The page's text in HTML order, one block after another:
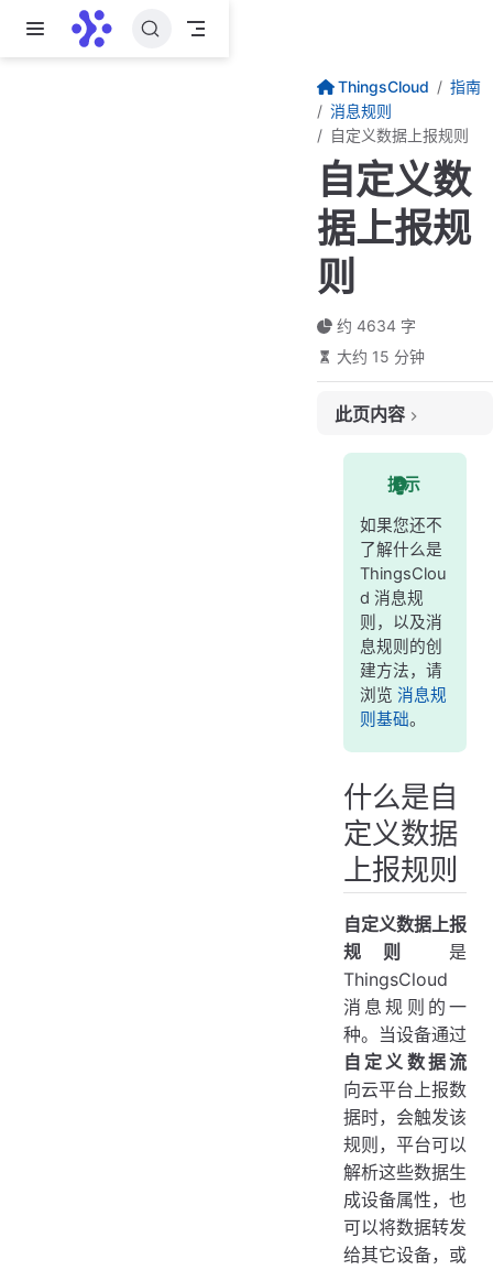
跳至主要內容
ThingsCloud
指南
消息规则
自定义数据上报规则
自定义数
据上报规
则
约 4634 字
大约 15 分钟
此页内容
什么是自定义数据上报规则
触发条件
支持的操作
Modbus RTU 解析
属性解析函数
参数
返回值
云网关解析函数
选项
云函数参数
云函数返回值
向当前设备下发自定义数据
选项
云函数参数
云函数返回值
提示
如果您还不
了解什么是
ThingsClou
d 消息规
则，以及消
息规则的创
建方法，请
浏览 消息规
则基础。
什么是自
定义数据
上报规则
自定义数据上报
规则
是
ThingsCloud
消息规则的一
种。当设备通过
自定义数据流
向云平台上报数
据时，会触发该
规则，平台可以
解析这些数据生
成设备属性，也
可以将数据转发
给其它设备，或